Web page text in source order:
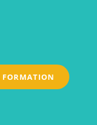
FORMATION